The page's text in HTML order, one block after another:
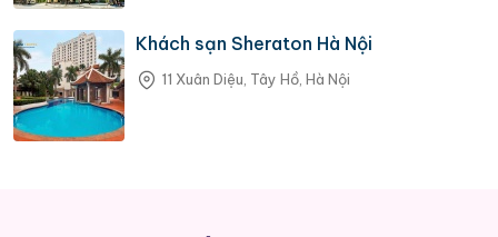
Khách sạn Sheraton Hà Nội
11 Xuân Diệu, Tây Hồ, Hà Nội